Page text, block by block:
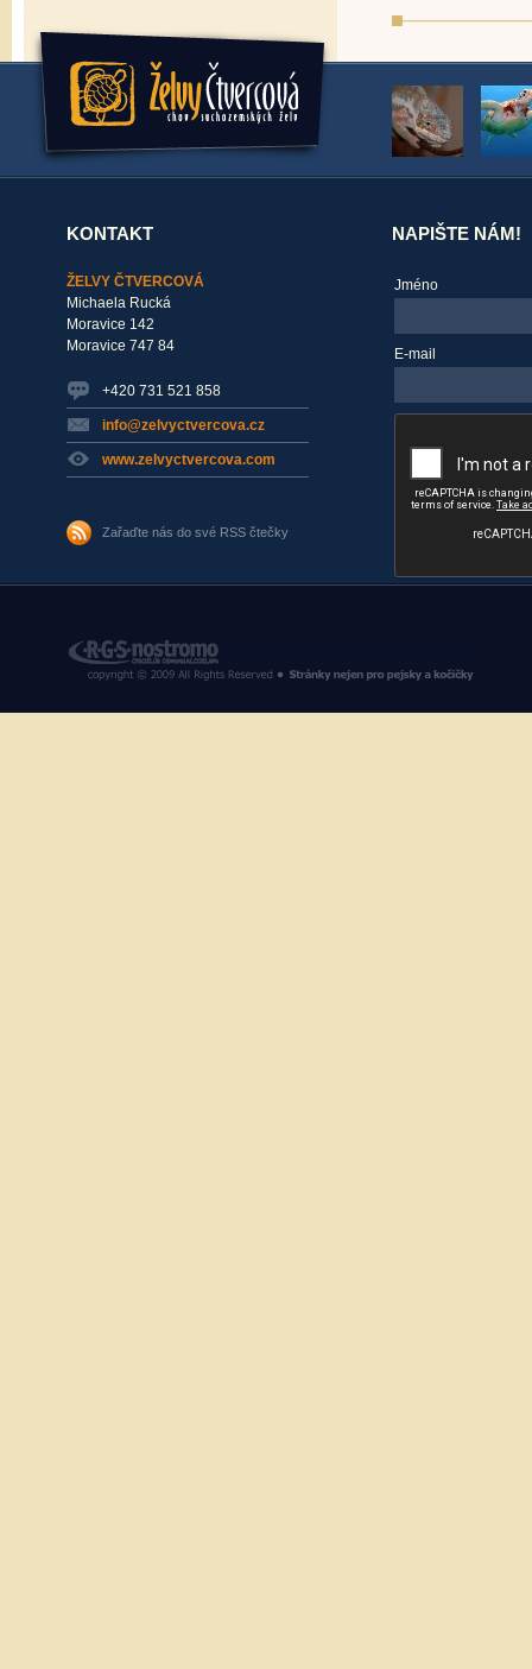
KONTAKT
ŽELVY ČTVERCOVÁ
Michaela Rucká
Moravice 142
Moravice 747 84
+420 731 521 858
info@zelvyctvercova.cz
www.zelvyctvercova.com
Zařaďte nás do své RSS čtečky
NAPIŠTE NÁM!
Jméno
E-mail
RGS Nostromo